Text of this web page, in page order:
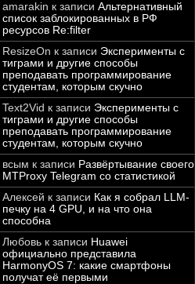
amarakin к записи Альтернативный
список заблокированных в РФ
ресурсов Re:filter
ResizeOn к записи Эксперименты с
тиграми и другие способы
преподавать программирование
студентам, которым скучно
Text2Vid к записи Эксперименты с
тиграми и другие способы
преподавать программирование
студентам, которым скучно
всым к записи Развёртывание своего
MTProxy Telegram со статистикой
Алексей к записи Как я собрал LLM-
печку на 4 GPU, и на что она
способна
Любовь к записи Huawei
официально представила
HarmonyOS 7: какие смартфоны
получат её первыми